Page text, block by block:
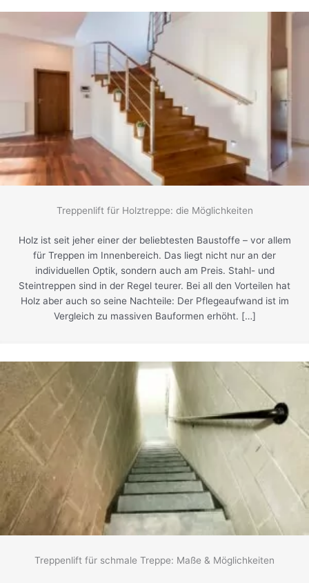
Treppenlift für Holztreppe: die Möglichkeiten
Holz ist seit jeher einer der beliebtesten Baustoffe – vor allem
für Treppen im Innenbereich. Das liegt nicht nur an der
individuellen Optik, sondern auch am Preis. Stahl- und
Steintreppen sind in der Regel teurer. Bei all den Vorteilen hat
Holz aber auch so seine Nachteile: Der Pflegeaufwand ist im
Vergleich zu massiven Bauformen erhöht. […]
Treppenlift für schmale Treppe: Maße & Möglichkeiten